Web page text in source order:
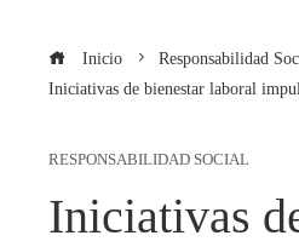
Inicio
Responsabilidad
Iniciativas de bienestar laboral
RESPONSABILIDAD SOCIAL
Iniciativas